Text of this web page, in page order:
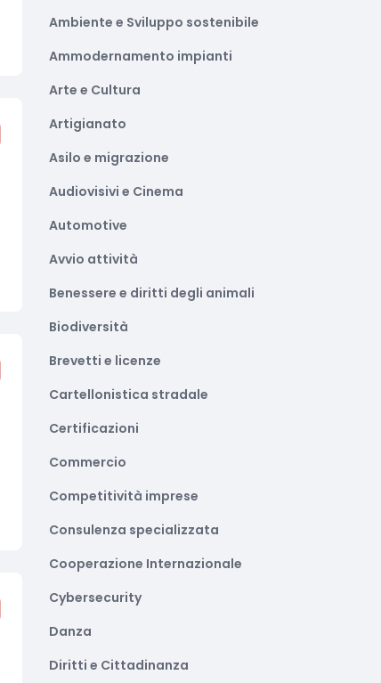
Ambiente e Sviluppo sostenibile
Ammodernamento impianti
Arte e Cultura
Artigianato
Asilo e migrazione
Audiovisivi e Cinema
Automotive
Avvio attività
Benessere e diritti degli animali
Biodiversità
Brevetti e licenze
Cartellonistica stradale
Certificazioni
Commercio
Competitività imprese
Consulenza specializzata
Cooperazione Internazionale
Cybersecurity
Danza
Diritti e Cittadinanza